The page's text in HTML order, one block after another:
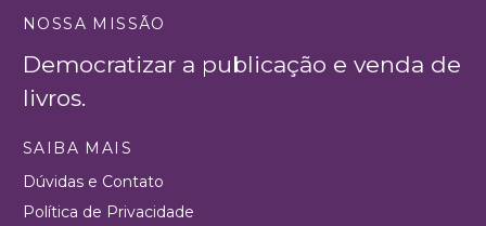
NOSSA MISSÃO
Democratizar a publicação e venda de
livros.
SAIBA MAIS
Dúvidas e Contato
Política de Privacidade